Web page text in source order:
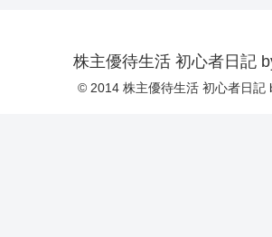
株主優待生活 初心者日記
© 2014 株主優待生活 初心者日記